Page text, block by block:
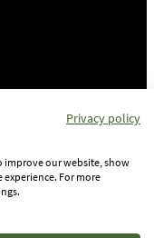
Privacy policy
improve our website, show
For more